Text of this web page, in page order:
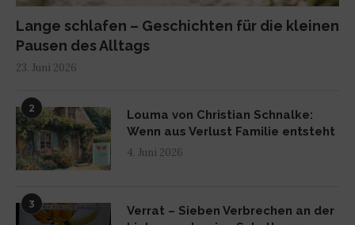
Lange schlafen – Geschichten für die kleinen
Pausen des Alltags
23. Juni 2026
2
Louma von Christian Schnalke:
Wenn aus Verlust Familie entsteht
4. Juni 2026
3
Verrat – Sieben Verbrechen an der